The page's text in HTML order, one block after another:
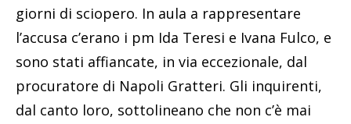
giorni di sciopero. In aula a rappresentare
l’accusa c’erano i pm Ida Teresi e Ivana Fulco, e
sono stati affiancate, in via eccezionale, dal
procuratore di Napoli Gratteri. Gli inquirenti,
dal canto loro, sottolineano che non c’è mai